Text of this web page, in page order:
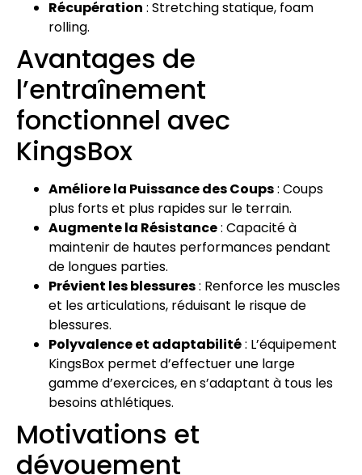
Récupération : Stretching statique, foam
rolling.
Avantages de
l’entraînement
fonctionnel avec
KingsBox
Améliore la Puissance des Coups: Coups
plus forts et plus rapides sur le terrain.
Augmente la Résistance: Capacité à
maintenir de hautes performances pendant
de longues parties.
Prévient les blessures: Renforce les muscles
et les articulations, réduisant le risque de
blessures.
Polyvalence et adaptabilité: L’équipement
KingsBox permet d’effectuer une large
gamme d’exercices, en s’adaptant à tous les
besoins athlétiques.
Motivations et
dévouement